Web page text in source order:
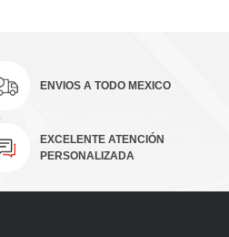
ENVIOS A TODO MEXICO
PERSONALIZADA